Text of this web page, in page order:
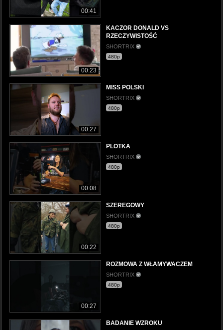
00:41
00:23
KACZOR DONALD VS
RZECZYWISTOŚĆ
SHORTRIX
480p
00:27
MISS POLSKI
SHORTRIX
480p
00:08
PLOTKA
SHORTRIX
480p
00:22
SZEREGOWY
SHORTRIX
480p
00:27
ROZMOWA Z WŁAMYWACZEM
SHORTRIX
480p
BADANIE WZROKU